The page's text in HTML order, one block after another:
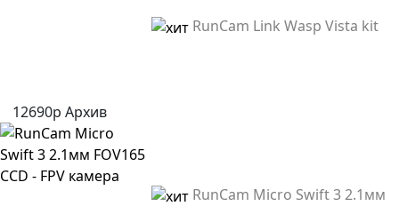
RunCam Link Wasp Vista kit
12690р Архив
RunCam Micro Swift 3 2.1мм